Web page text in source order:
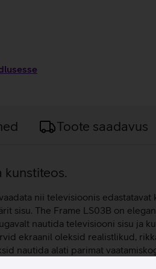
Toote saadavus
kunstiteos.
nii televisioonis
sisu. The Frame LS03B on
nautida televisiooni sisu ja
ekraanil oleksid realistlikud,
nautida alati parimat
saabki kuvada sinu kõiki